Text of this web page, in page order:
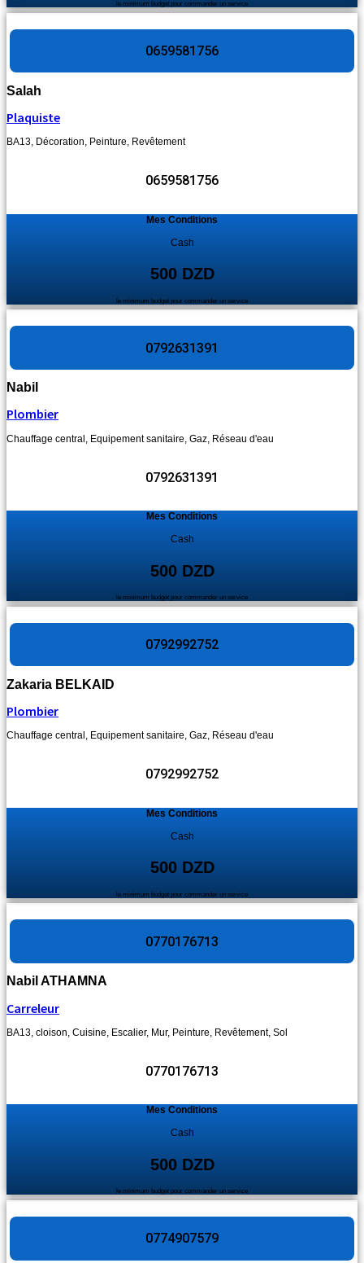
le minimum budget pour commander un service
0659581756
Salah
Plaquiste
BA13, Décoration, Peinture, Revêtement
0659581756
Mes Conditions
Cash
500 DZD
le minimum budget pour commander un service
0792631391
Nabil
Plombier
Chauffage central Equipement sanitaire Gaz Réseau d'eau
0792631391
Mes Conditions
Cash
500 DZD
le minimum budget pour commander un service
0792992752
Zakaria BELKAID
Plombier
Chauffage central , Equipement sanitaire, Gaz, Réseau d'eau
0792992752
Mes Conditions
Cash
500 DZD
le minimum budget pour commander un service
0770176713
Nabil ATHAMNA
Carreleur
BA13 cloison Cuisine Escalier, Mur, Peinture Revêtement, Sol
0770176713
Mes Conditions
Cash
500 DZD
le minimum budget pour commander un service
0774907579